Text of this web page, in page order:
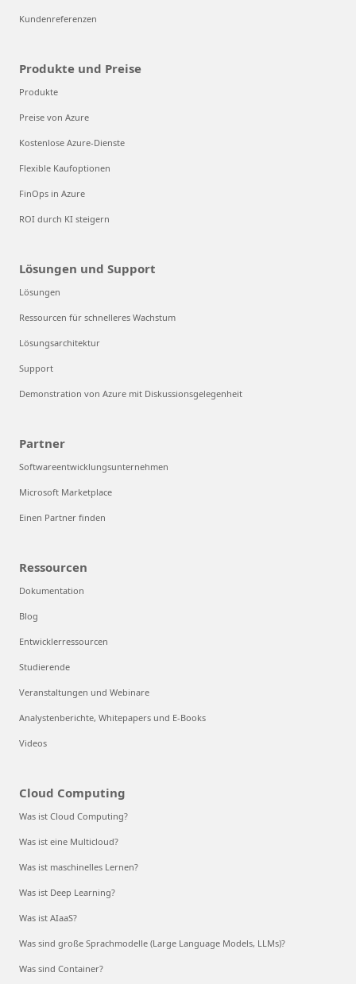
Kundenreferenzen
Produkte und Preise
Produkte
Preise von Azure
Kostenlose Azure-Dienste
Flexible Kaufoptionen
FinOps in Azure
ROI durch KI steigern
Lösungen und Support
Lösungen
Ressourcen für schnelleres Wachstum
Lösungsarchitektur
Support
Demonstration von Azure mit Diskussionsgelegenheit
Partner
Softwareentwicklungsunternehmen
Microsoft Marketplace
Einen Partner finden
Ressourcen
Dokumentation
Blog
Entwicklerressourcen
Studierende
Veranstaltungen und Webinare
Analystenberichte, Whitepapers und E-Books
Videos
Cloud Computing
Was ist Cloud Computing?
Was ist eine Multicloud?
Was ist maschinelles Lernen?
Was ist Deep Learning?
Was ist AIaaS?
Was sind große Sprachmodelle (Large Language Models, LLMs)?
Was sind Container?